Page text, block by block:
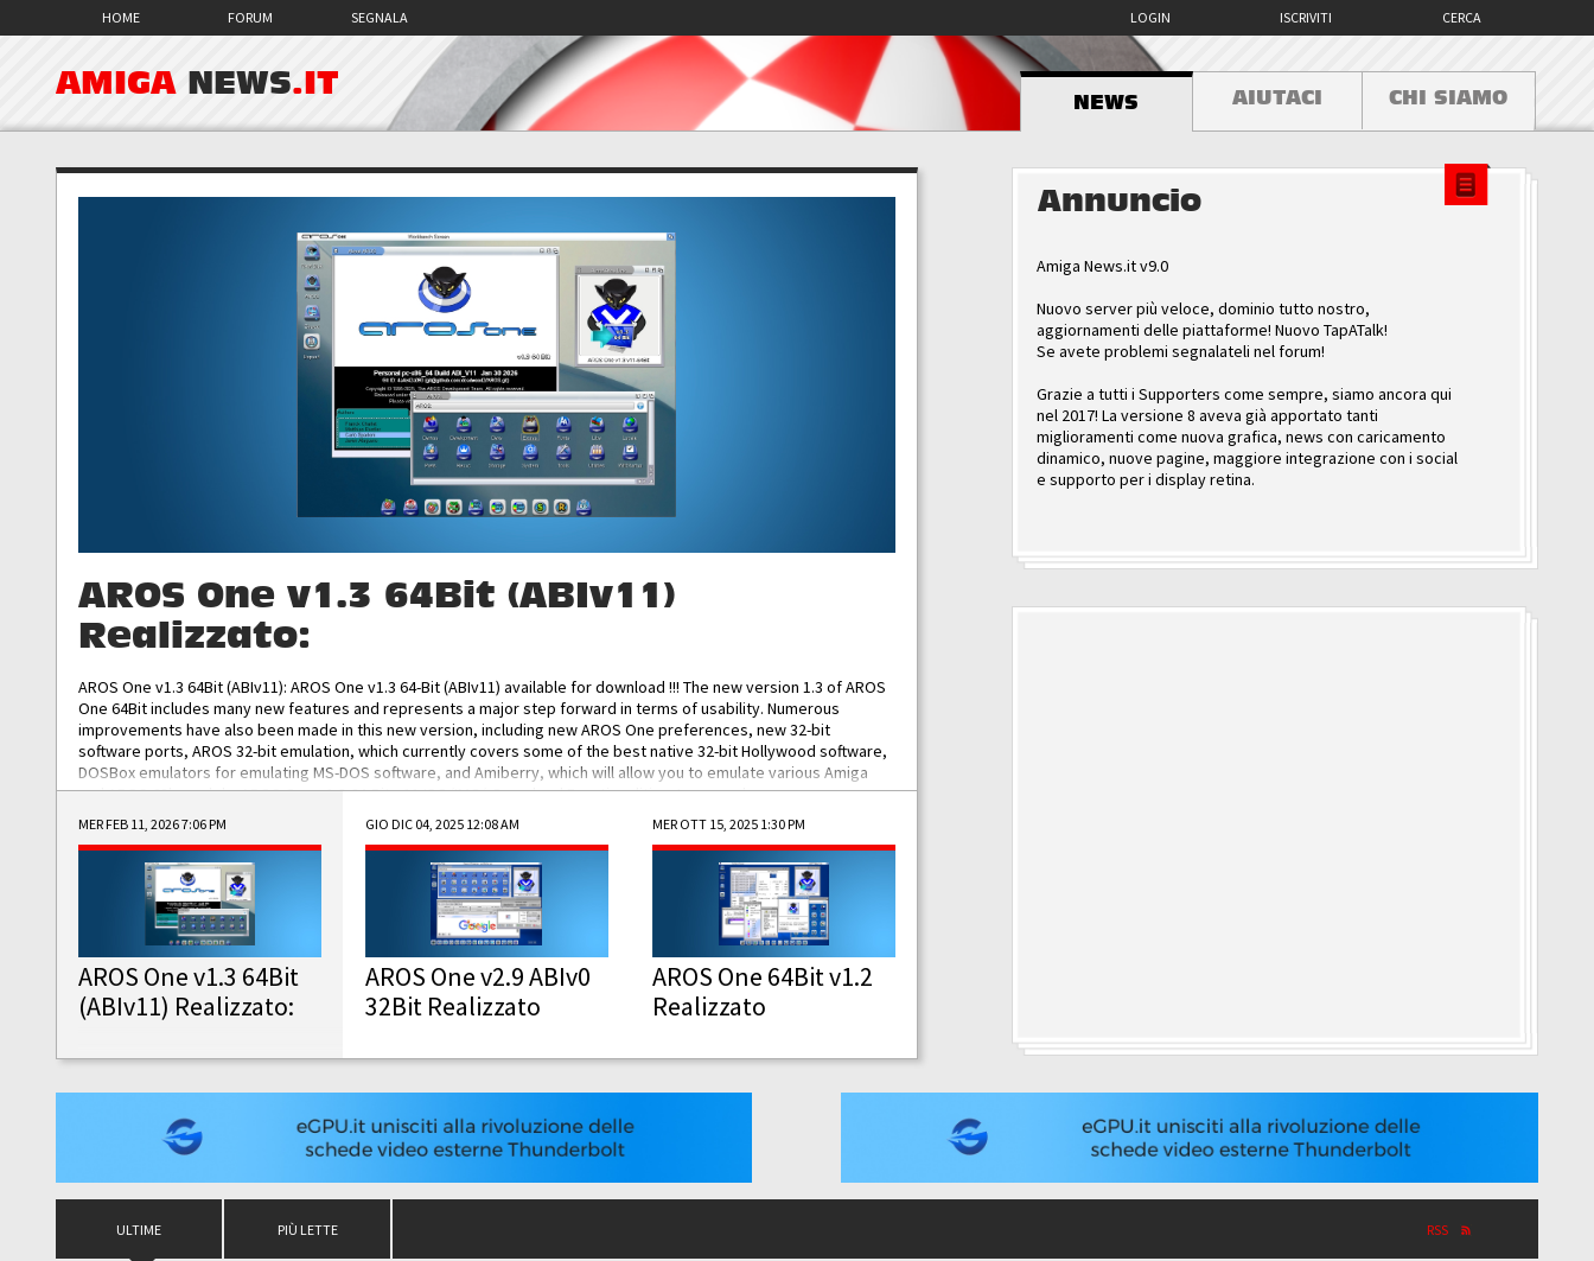
HOME FORUM SEGNALA CERCA
ISCRIVITI
LOGIN
AMIGA NEWS.IT
NEWS AIUTACI CHI SIAMO
AROS One v1.3 64Bit (ABIv11)
Realizzato:
AROS One v1.3 64Bit (ABIv11): AROS One v1.3 64-Bit (ABIv11) available for download !!! The new version 1.3 of AROS
One 64Bit includes many new features and represents a major step forward in terms of usability. Numerous
improvements have also been made in this new version, including new AROS One preferences, new 32-bit
software ports, AROS 32-bit emulation, which currently covers some of the best native 32-bit Hollywood software,
DOSBox emulators for emulating MS-DOS software, and Amiberry, which will allow you to emulate various Amiga
and AROS 68k models. AROS One v1.3 64-Bit-v11 ISO/IMG/: Download Functionalities: Improved...
MER FEB 11, 2026 7:06 PM
AROS One v1.3 64Bit
(ABIv11) Realizzato:
GIO DIC 04, 2025 12:08 AM
AROS One v2.9 ABIv0
32Bit Realizzato
MER OTT 15, 2025 1:30 PM
AROS One 64Bit v1.2
Realizzato
Annuncio
Amiga News.it v9.0
Nuovo server più veloce, dominio tutto nostro,
aggiornamenti delle piattaforme! Nuovo TapATalk!
Se avete problemi segnalateli nel forum!
Grazie a tutti i Supporters come sempre, siamo ancora qui
nel 2017! La versione 8 aveva già apportato tanti
miglioramenti come nuova grafica, news con caricamento
dinamico, nuove pagine, maggiore integrazione con i social
e supporto per i display retina.
ULTIME PIÙ LETTE RSS